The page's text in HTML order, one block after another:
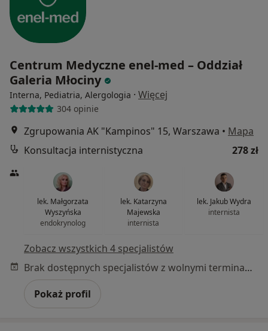
Centrum Medyczne enel-med – Oddział
Galeria Młociny
Interna, Pediatria, Alergologia · Więcej
304 opinie
Zgrupowania AK "Kampinos" 15, Warszawa • Mapa
Konsultacja internistyczna
278 zł
lek. Małgorzata
Wyszyńska
endokrynolog
lek. Katarzyna
Majewska
internista
lek. Jakub Wydra
internista
Zobacz wszystkich 4 specjalistów
Brak dostępnych specjalistów z wolnymi terminami w tym centrum medycznym.
Pokaż profil